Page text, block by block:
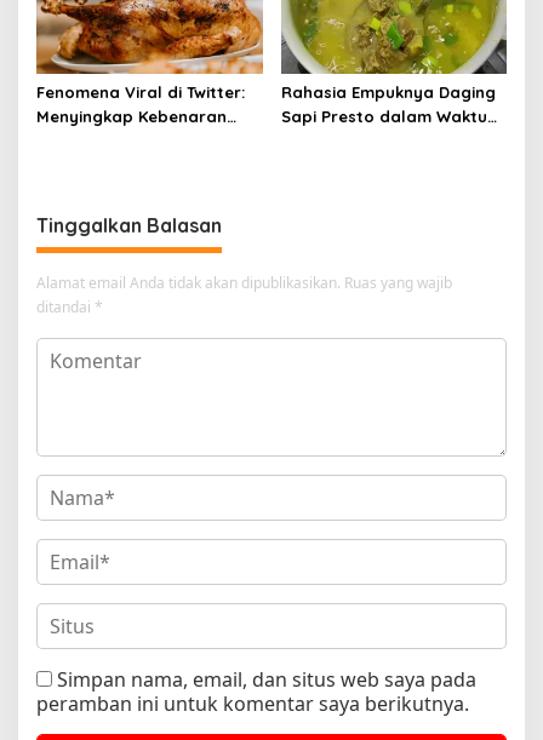
Fenomena Viral di Twitter:
Menyingkap Kebenaran
Rahasia Empuknya Daging
Sapi Presto dalam Waktu
Tinggalkan Balasan
Alamat email Anda tidak akan dipublikasikan. Ruas yang wajib
ditandai *
Simpan nama, email, dan situs web saya pada
peramban ini untuk komentar saya berikutnya.